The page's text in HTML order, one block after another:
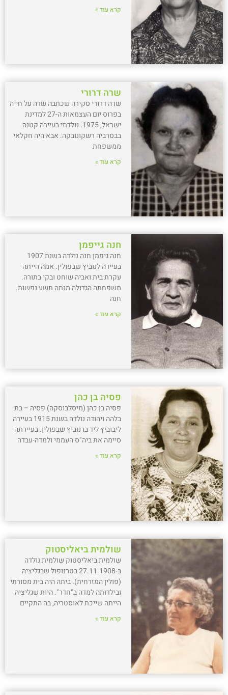
קרא עוד »
שרה דרורי
שרה דרורי סקירה שכתבה שרה על חייה
בפרוס יום העצמאות ה-27 למדינת
ישראל, 1975. נולדתי בעיירה קטנה
בבסרביה רשקונובקה. אבא היה חקלאי
ממשפחת
קרא עוד »
חנה גייפמן
חנה גיפמן חנה נולדה בשנת 1907
בעיירה לנוביץ שבפולין. אמה הייתה
עקרת בית ואביה שוחט ובקי בתורה.
משפחתה הגדולה מנתה תשע נפשות.
חנה
קרא עוד »
פסיה בן כהן
פסיה בן כהן (מיסלבוסקה) פסיה – בת
בלהה ויהודה נולדה בשנת 1915 בעיירה
ליבוביץ ליד ברנוביץ שבפולין. בעיירתה
סיימה את ביה"ס העממי ולמדה-עבדה
קרא עוד »
שולמית ביאליסטוק
שולמית ביאליסטוק שולמית נולדה
ב-27.11.1908 בטרנופול שבגליציה
(פולין המזרחית). ביתה היה בית מסורתי
ובילדותה למדה ב"חדר". היות שגליציה
הייתה שייכת לאוסטריה, בה התקיים
קרא עוד »